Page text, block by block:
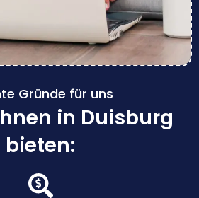
Gründe für uns
in Duisburg
bieten: